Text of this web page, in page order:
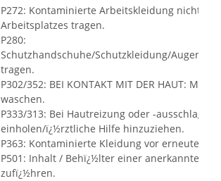
P272: Kontaminierte Arbeitskleidung nicht
Arbeitsplatzes tragen.
P280:
Schutzhandschuhe/Schutzkleidung/
tragen.
P302/352: BEI KONTAKT MIT DER HAUT: Mit
waschen.
P333/313: Bei Hautreizung oder -ausschlag:
einholen/ï¿½rztliche Hilfe hinzuziehen.
P363: Kontaminierte Kleidung vor erneutem
P501: Inhalt / Behï¿½lter einer anerkannten
zufï¿½hren.